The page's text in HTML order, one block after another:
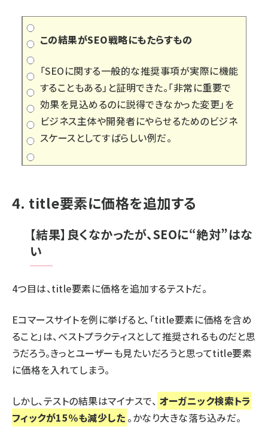
この結果がSEO戦略にもたらすもの
「SEOに関する一般的な推奨事項が実際に機能
することもある」と証明できた。「非常に重要で
効果を見込めるのに説得できなかった変更」を
ビジネス主体や開発者にやらせるためのビジネ
スケースとしてすばらしい例だ。
4. title要素に価格を追加する
【結果】良くなかったが、SEOに“絶対”はな
い
4つ目は、title要素に価格を追加するテストだ。
Eコマースサイトを例に挙げると、「title要素に価格を含め
ること」は、ベストプラクティスとして推奨されるものだと思
うだろう。きっとユーザーも見たいだろうと思ってtitle要素
に価格を入れてしまう。
しかし、テストの結果はマイナスで、 オーガニック検索トラ
フィックが15%も減少した 。かなり大きな落ち込みだ。